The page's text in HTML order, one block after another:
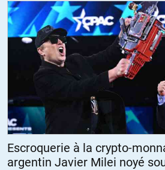
Escroquerie à la crypto-
argentin Javier Milei noyé